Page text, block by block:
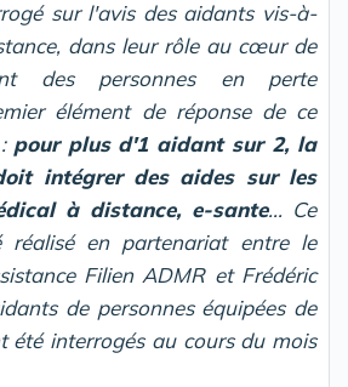
sur l'avis des aidants vis-à-
dans leur rôle au cœur de
des personnes en perte
élément de réponse de ce
pour plus d'1 aidant sur 2, la
intégrer des aides sur les
à distance, e-sante... Ce
réalisé en partenariat entre le
Filien ADMR et Frédéric
de personnes équipées de
été interrogés au cours du mois